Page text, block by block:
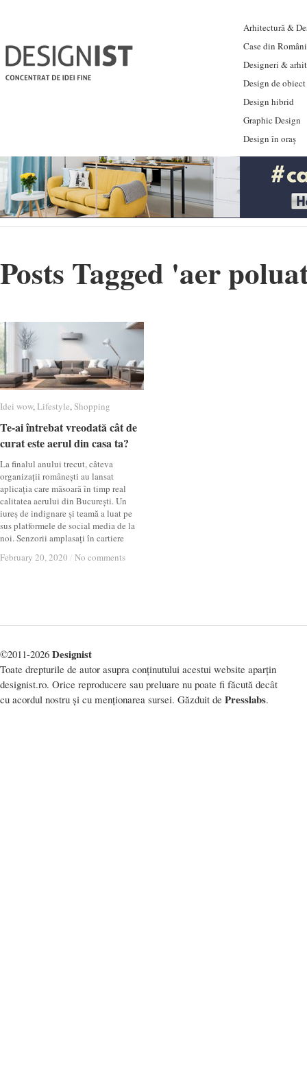
Arhitectură &
Case din
Designeri &
Design de obiect
Design hibrid
Graphic Design
Design în oraș
Posts Tagged 'aer
Idei wow,Lifestyle,Shopping
Te-ai întrebat vreodată cât de
curat este aerul din casa ta?
La finalul anului trecut, câteva
organizații românești au lansat
aplicația care măsoară în timp real
calitatea aerului din București. Un
iureș de indignare și teamă a luat pe
sus platformele de social media de la
noi. Senzorii amplasați în cartiere
February 20, 2020 / No comments
Idei wow Lifestyle Shopping
Te-ai întrebat vreodată cât de
curat este aerul din casa ta?
February 20, 2020 / No comments
©2011-2026 Designist
Toate drepturile de autor asupra conținutului acestui website aparțin
designist.ro. Orice reproducere sau preluare nu poate fi făcută decât
cu acordul nostru și cu menționarea sursei. Găzduit de Presslabs.